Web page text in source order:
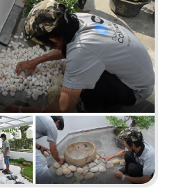
STEAK HOUSE
Nhà hàng Âu
62
VIETNAM HOUSE
Nhà hàng Việt